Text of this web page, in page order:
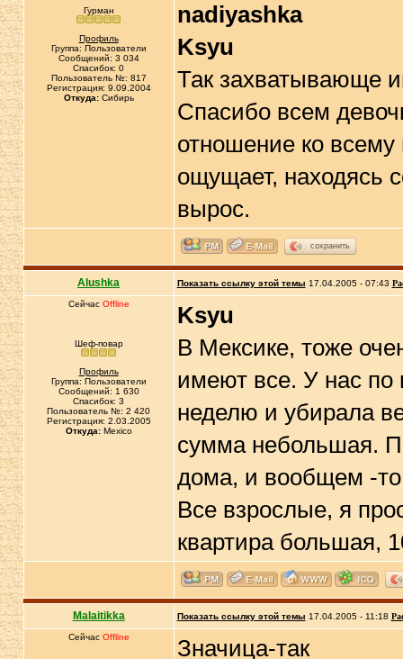
Гурман
Профиль
Группа: Пользователи
Сообщений: 3 034
Спасибок: 0
Пользователь №: 817
Регистрация: 9.09.2004
Откуда:Сибирь
nadiyashka
Ksyu
Так захватывающе
Спасибо всем
отношение ко всему
ощущает, находясь
вырос.
сохранить
Alushka Показать ссылку этой темы 17.04.2005 - 07:43
Сейчас Offline
Шеф-повар
Профиль
Группа: Пользователи
Сообщений: 1 630
Спасибок: 3
Пользователь №: 2 420
Регистрация: 2.03.2005
Откуда:Mexico
Ksyu
В Мексике, тоже
имеют все. У нас по
неделю и убирала
сумма небольшая.
дома, и вообщем -то
Все взрослые, я
квартира большая,
Malaitikka Показать ссылку этой темы 17.04.2005 - 11:18
Сейчас Offline Значица-так